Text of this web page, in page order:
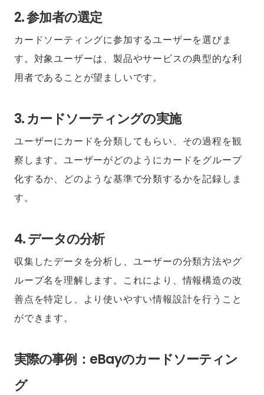
2. 参加者の選定
カードソーティングに参加するユーザーを選びま
す。対象ユーザーは、製品やサービスの典型的な利
用者であることが望ましいです。
3. カードソーティングの実施
ユーザーにカードを分類してもらい、その過程を観
察します。ユーザーがどのようにカードをグループ
化するか、どのような基準で分類するかを記録しま
す。
4. データの分析
収集したデータを分析し、ユーザーの分類方法やグ
ループ名を理解します。これにより、情報構造の改
善点を特定し、より使いやすい情報設計を行うこと
ができます。
実際の事例：eBayのカードソーティン
グ